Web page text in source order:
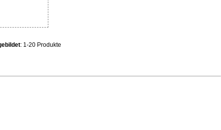
: 1-20 Produkte